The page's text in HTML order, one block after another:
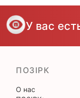
У вас
ПОЗІРК
О нас